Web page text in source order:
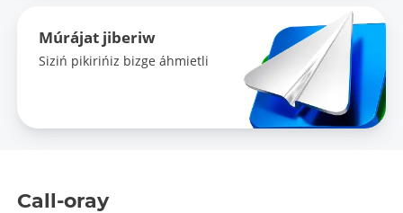
Múrájat jiberiw
Siziń pikirińiz bizge áhmietli
Call-oray